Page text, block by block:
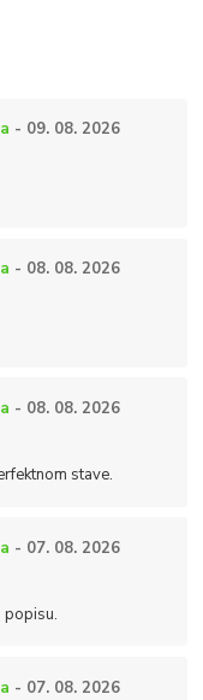
- 09. 08. 2026
- 08. 08. 2026
- 08. 08. 2026
stave.
- 07. 08. 2026
- 07. 08. 2026